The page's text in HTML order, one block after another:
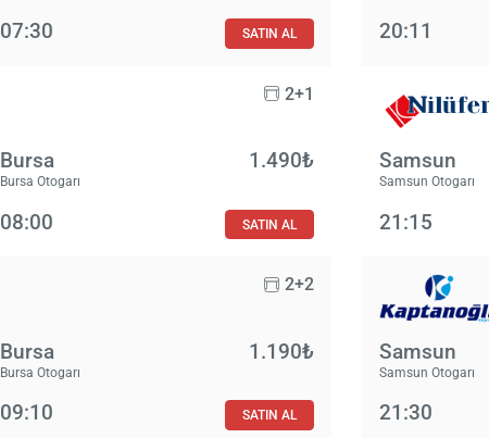
07:30 SATIN AL 20:11
2+1
Bursa
Bursa Otogarı
1.490₺
08:00 SATIN AL
Samsun
Samsun Otogarı
21:15
2+2
Bursa
Bursa Otogarı
1.190₺
09:10 SATIN AL
Samsun
Samsun Otogarı
21:30